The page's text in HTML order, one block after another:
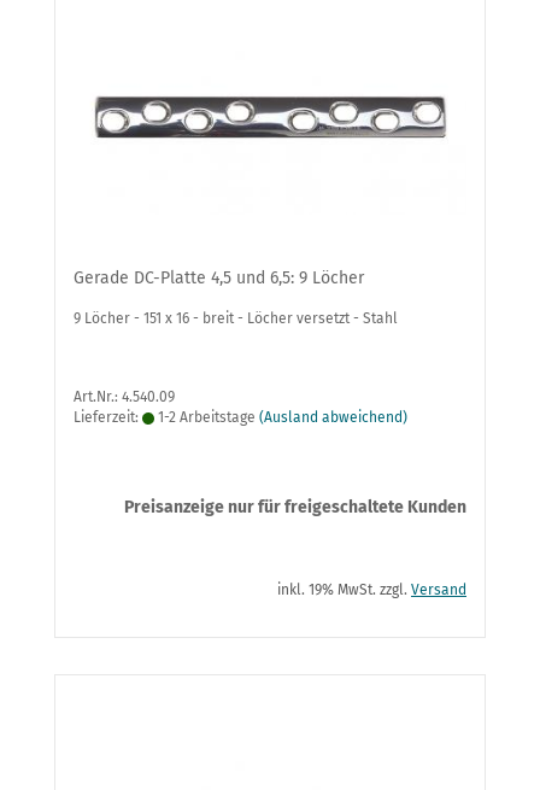
Gerade DC-Platte 4,5 und 6,5: 9 Löcher
9 Löcher - 151 x 16 - breit - Löcher versetzt - Stahl
Art.Nr.: 4.540.09
Lieferzeit:
1-2 Arbeitstage (Ausland abweichend)
Preisanzeige nur für freigeschaltete Kunden
inkl. 19% MwSt. zzgl. Versand